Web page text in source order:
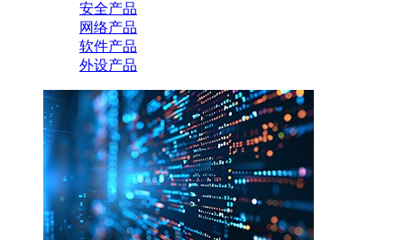
安全产品
网络产品
软件产品
外设产品